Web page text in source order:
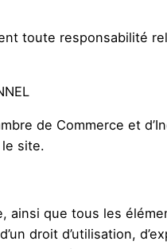
toute responsabilité
de Commerce et
le site.
que tous les
droit d’utilisation,